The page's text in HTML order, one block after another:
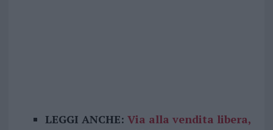
LEGGI ANCHE: Via alla vendita libera,